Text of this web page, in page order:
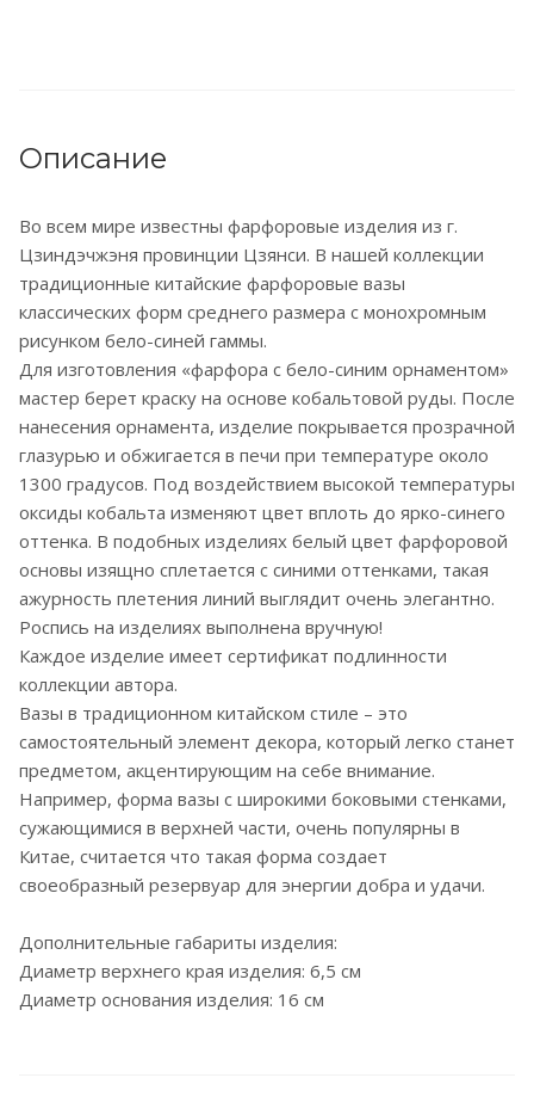
Описание
Во всем мире известны фарфоровые изделия из г.
Цзиндэчжэня провинции Цзянси. В нашей коллекции
традиционные китайские фарфоровые вазы
классических форм среднего размера с монохромным
рисунком бело-синей гаммы.
Для изготовления «фарфора с бело-синим орнаментом»
мастер берет краску на основе кобальтовой руды. После
нанесения орнамента, изделие покрывается прозрачной
глазурью и обжигается в печи при температуре около
1300 градусов. Под воздействием высокой температуры
оксиды кобальта изменяют цвет вплоть до ярко-синего
оттенка. В подобных изделиях белый цвет фарфоровой
основы изящно сплетается с синими оттенками, такая
ажурность плетения линий выглядит очень элегантно.
Роспись на изделиях выполнена вручную!
Каждое изделие имеет сертификат подлинности
коллекции автора.
Вазы в традиционном китайском стиле – это
самостоятельный элемент декора, который легко станет
предметом, акцентирующим на себе внимание.
Например, форма вазы с широкими боковыми стенками,
сужающимися в верхней части, очень популярны в
Китае, считается что такая форма создает
своеобразный резервуар для энергии добра и удачи.
Дополнительные габариты изделия:
Диаметр верхнего края изделия: 6,5 см
Диаметр основания изделия: 16 см